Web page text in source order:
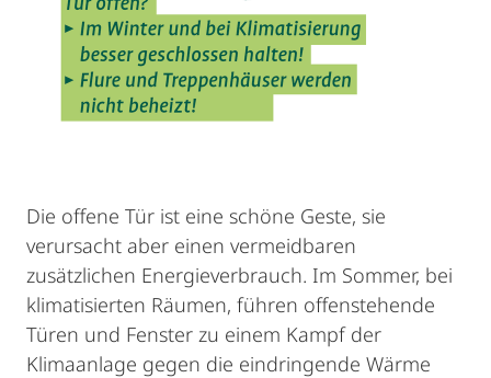
Die offene Tür ist eine schöne Geste, sie
verursacht aber einen vermeidbaren
zusätzlichen Energieverbrauch. Im Sommer, bei
klimatisierten Räumen, führen offenstehende
Türen und Fenster zu einem Kampf der
Klimaanlage gegen die eindringende Wärme